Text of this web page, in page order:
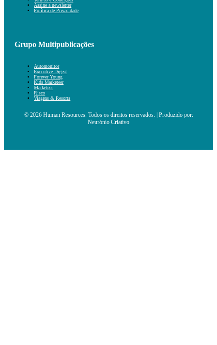
Assine a newsletter
Política de Privacidade
Grupo Multipublicações
Automonitor
Executive Digest
Forever Young
Kids Marketeer
Marketeer
Risco
Viagens & Resorts
© 2026 Human Resources. Todos os direitos reservados. | Produzido por:
Neurónio Criativo